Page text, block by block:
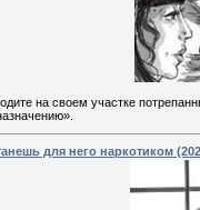
на своем участке
для него наркотиком